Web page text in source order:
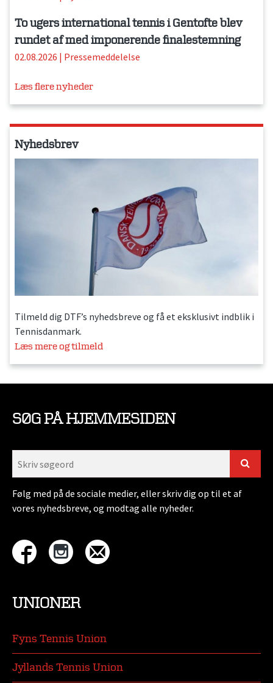
To ugers international tennis i Gentofte blev
rundet af med imponerende finalestemning
02.08.2026 | Pressemeddelelse
Læs flere nyheder
Nyhedsbrev
Tilmeld dig DTF’s nyhedsbreve og få et eksklusivt indblik i
Tennisdanmark.
Læs mere og tilmeld
SØG PÅ HJEMMESIDEN
Følg med på de sociale medier, eller skriv dig op til et af
vores nyhedsbreve, og modtag alle nyheder.
UNIONER
Fyns Tennis Union
Jyllands Tennis Union